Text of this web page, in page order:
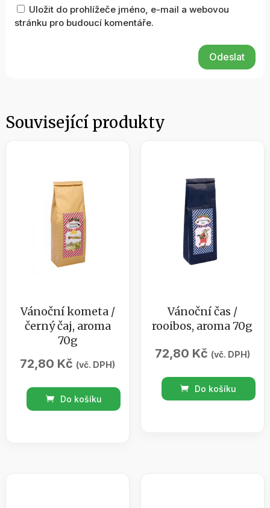
Uložit do prohlížeče jméno, e-mail a webovou
stránku pro budoucí komentáře.
Odeslat
Související produkty
Vánoční kometa /
černý čaj, aroma
70g
72,80 Kč (vč. DPH)
Vánoční
kometa
Do košíku
Vánoční čas /
rooibos, aroma 70g
72,80 Kč (vč. DPH)
Vánoční
čas
Do košíku